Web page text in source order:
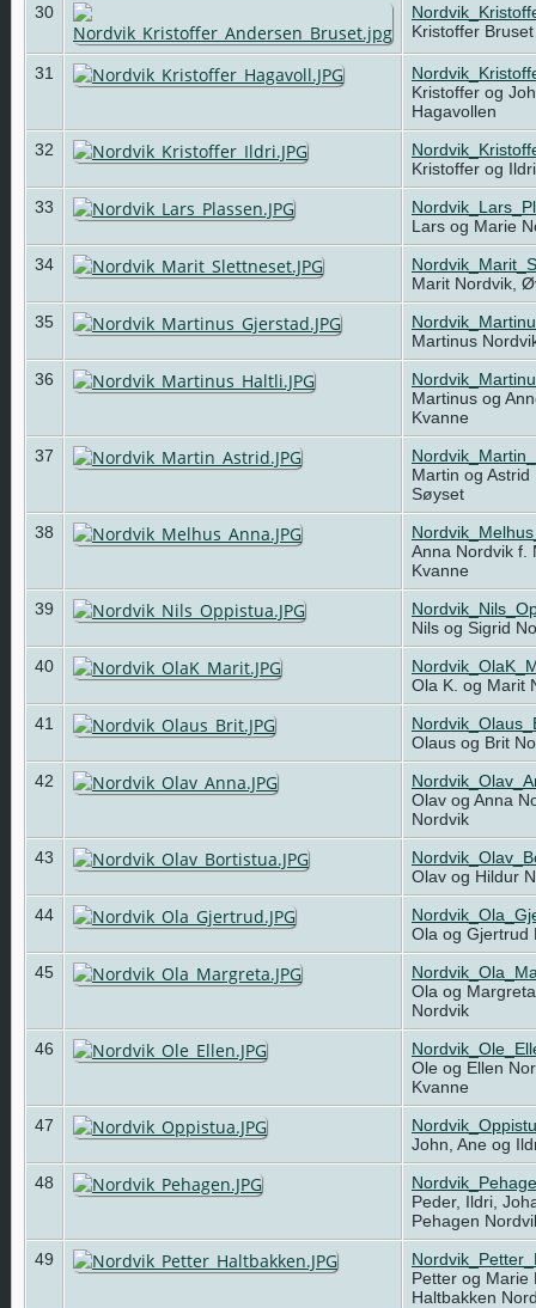
30
Kristoffer
31
Kristoffer og
Hagavollen
32
Kristoffer og
33
Lars og Marie
34
Marit Nordvik,
35
Martinus
36
Martinus og
Kvanne
37
Martin og
Søyset
38
Anna Nordvik f.
Kvanne
39
Nils og Sigrid
40
Ola K. og Marit
41
Olaus og Brit
42
Olav og Anna
Nordvik
43
Olav og Hildur
44
Ola og
45
Ola og
Nordvik
46
Ole og Ellen
Kvanne
47
John, Ane og
48
Peder, Ildri,
Pehagen
49
Petter og Marie
Haltbakken